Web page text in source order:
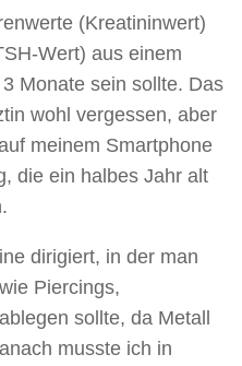
(Krea­ti­nin­wert)
Wert) aus einem
Monate sein sollte. Das
wohl vergessen, aber
meinem Smartphone
die ein halbes Jahr alt
dirigiert, in der man
Piercings,
sollte, da Metall
musste ich in